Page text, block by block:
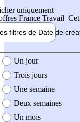
uniquement
France Travail
filtres de Date de
création de l'offre
Un jour
Trois jours
Une semaine
Deux semaines
Un mois